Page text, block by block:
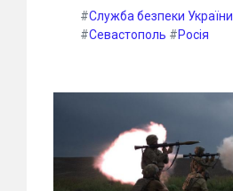
#Служба безпеки України
#Севастополь #Росія